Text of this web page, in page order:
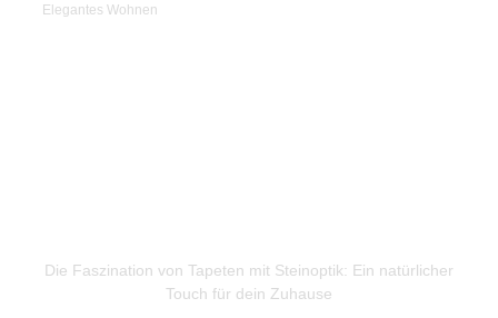
Elegantes Wohnen
Die Faszination von Tapeten mit Steinoptik: Ein natürlicher
Touch für dein Zuhause